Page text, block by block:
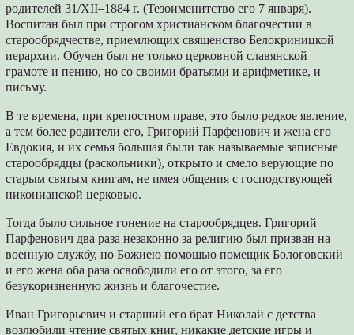
родителей 31/XII–1884 г. (Тезоименитство его 7 января).
Воспитан был при строгом христианском благочестии в
старообрядчестве, приемлющих священство Белокриницкой
иерархии. Обучен был не только церковной славянской
грамоте и пению, но со своими братьями и арифметике, и
письму.
В те времена, при крепостном праве, это было редкое явление,
а тем более родители его, Григорий Парфенович и жена его
Евдокия, и их семья большая были так называемые записные
старообрядцы (раскольники), открыто и смело верующие по
старым святым книгам, не имея общения с господствующей
никонианской церковью.
Тогда было сильное гонение на старообрядцев. Григорий
Парфенович два раза незаконно за религию был призван на
военную службу, но Божиею помощью помещик Бологовский
и его жена оба раза освободили его от этого, за его
безукоризненную жизнь и благочестие.
Иван Григорьевич и старший его брат Николай с детства
возлюбили чтение святых книг, никакие детские игры и